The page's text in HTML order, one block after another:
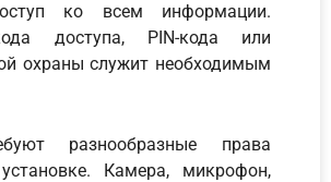
ко всем информации.
доступа, PIN-кода или
охраны служит необходимым
разнообразные права
Камера, микрофон,